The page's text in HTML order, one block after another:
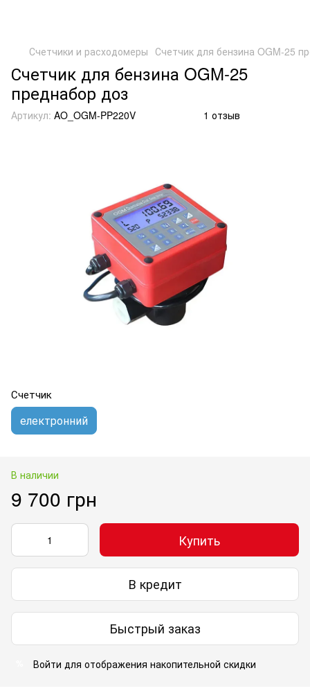
Счетчики и расходомеры Счетчик для бензина OGM-25
Счетчик для бензина OGM-25
преднабор доз
Артикул: AO_OGM-PP220V 1 отзыв
Счетчик
електронний
В наличии
9 700 грн
Купить
В кредит
Быстрый заказ
Войти для отображения накопительной скидки